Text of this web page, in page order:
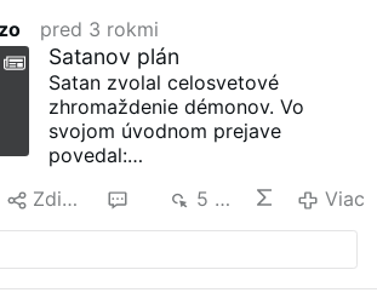
pred 3 rokmi
Satanov plán
Satan zvolal celosvetové
zhromaždenie démonov. Vo
svojom úvodnom prejave
povedal:
aby chodili do kostola. Dnes, keď
naši ložoví bratia zmenili v ich
ekumenizmus ,ktorým ich učíme
Zdielať 5 tis. Viac